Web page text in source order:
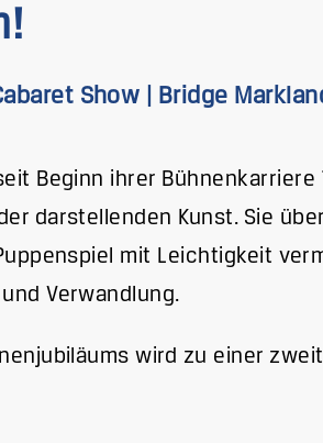
Show | Bridge
Beginn ihrer Bühnenkarriere
darstellenden Kunst. Sie
mit Leichtigkeit
Verwandlung.
wird zu einer